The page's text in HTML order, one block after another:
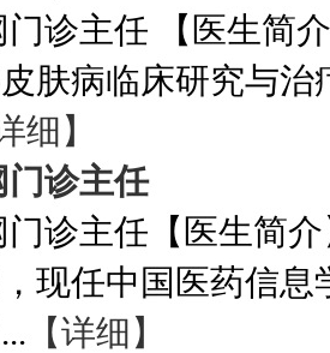
诊主任 【医生简
肤病临床研究与
细】
门诊主任
诊主任【医生简
现任中国医药信
【详细】